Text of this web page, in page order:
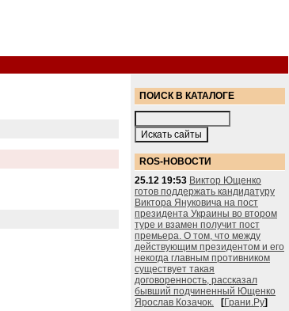
ПОИСК В КАТАЛОГЕ
ROS-НОВОСТИ
25.12 19:53 Виктор Ющенко
готов поддержать кандидатуру
Виктора Януковича на пост
президента Украины во втором
туре и взамен получит пост
премьера. О том, что между
действующим президентом и его
некогда главным противником
существует такая
договоренность, рассказал
бывший подчиненный Ющенко
Ярослав Козачок.
[Грани.Ру]